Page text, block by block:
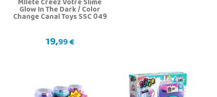
Mllete Créez Votre Slime
Glow In The Dark / Color
Change Canal Toys SSC 049
19,99 €